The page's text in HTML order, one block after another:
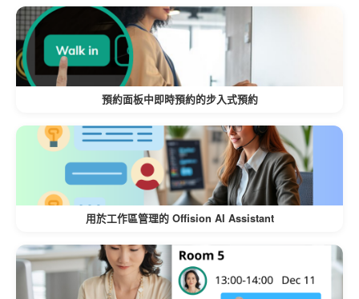
包括用於管理設置、許可證、設備等的
專用角色。
可針對組織進行擴展：
旨在處理從小型團隊到大型企業的許可
權。
輕鬆將角色分配給單個使用者或組，從
而節省時間和精力。
集中管理：
通過 管理主控台 中的單個直觀介面管理
預約面板中即時預約的步入式預約
用於工作區管理的 Offision AI Assistant